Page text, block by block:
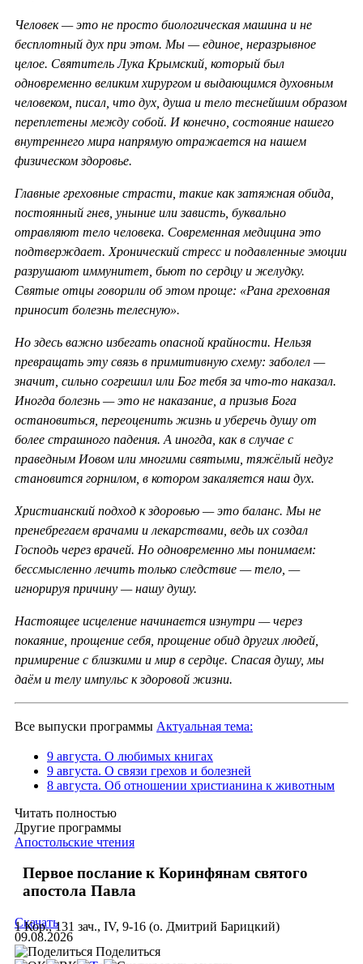
Человек — это не просто биологическая машина и не
бесплотный дух при этом. Мы — единое, неразрывное
целое. Святитель Лука Крымский, который был
одновременно великим хирургом и выдающимся духовным
человеком, писал, что дух, душа и тело теснейшим образом
переплетены между собой. И конечно, состояние нашего
внутреннего мира напрямую отражается на нашем
физическом здоровье.
Главные греховные страсти, такие как затяжная обида,
постоянный гнев, уныние или зависть, буквально
отравляют тело человека. Современная медицина это
подтверждает. Хронический стресс и подавленные эмоции
разрушают иммунитет, бьют по сердцу и желудку.
Святые отцы говорили об этом проще: «Рана греховная
приносит болезнь телесную».
Но здесь важно избегать опасной крайности. Нельзя
превращать эту связь в примитивную схему: заболел —
значит, сильно согрешил или Бог тебя за что-то наказал.
Иногда болезнь — это не наказание, а призыв Бога
остановиться, переоценить жизнь и уберечь душу от
более страшного падения. А иногда, как в случае с
праведным Иовом или многими святыми, тяжёлый недуг
становится горнилом, в котором закаляется наш дух.
Христианский подход к здоровью — это баланс. Мы не
пренебрегаем врачами и лекарствами, ведь их создал
Господь через врачей. Но одновременно мы понимаем:
бессмысленно лечить только следствие — тело, —
игнорируя причину — нашу душу.
Настоящее исцеление начинается изнутри — через
покаяние, прощение себя, прощение обид других людей,
примирение с близкими и мир в сердце. Спасая душу, мы
даём и телу импульс к здоровой жизни.
Все выпуски программы Актуальная тема:
9 августа. О любимых книгах
9 августа. О связи грехов и болезней
8 августа. Об отношении христианина к животным
Читать полностью
Другие программы
Апостольские чтения
Первое послание к Коринфянам святого
апостола Павла
1 Кор., 131 зач., IV, 9-16 (о. Дмитрий Барицкий)
Скачать
09.08.2026
Поделиться